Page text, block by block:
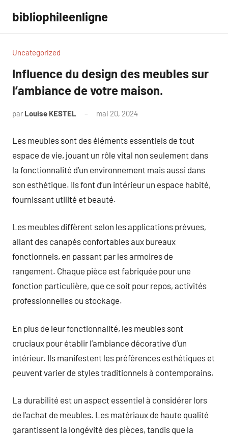
contenu
bibliophileenligne
Uncategorized
Influence du design des meubles sur
l’ambiance de votre maison.
par Louise KESTEL mai 20, 2024
Les meubles sont des éléments essentiels de tout
espace de vie, jouant un rôle vital non seulement dans
la fonctionnalité d’un environnement mais aussi dans
son esthétique. Ils font d’un intérieur un espace habité,
fournissant utilité et beauté.
Les meubles diffèrent selon les applications prévues,
allant des canapés confortables aux bureaux
fonctionnels, en passant par les armoires de
rangement. Chaque pièce est fabriquée pour une
fonction particulière, que ce soit pour repos, activités
professionnelles ou stockage.
En plus de leur fonctionnalité, les meubles sont
cruciaux pour établir l’ambiance décorative d’un
intérieur. Ils manifestent les préférences esthétiques et
peuvent varier de styles traditionnels à contemporains.
La durabilité est un aspect essentiel à considérer lors
de l’achat de meubles. Les matériaux de haute qualité
garantissent la longévité des pièces, tandis que la